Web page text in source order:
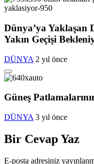
Dünya’ya Yaklaşan
Yakın Geçişi
DÜNYA 2 yıl önce
Güneş
DÜNYA 3 yıl önce
Bir Cevap Yaz
E-posta adresiniz